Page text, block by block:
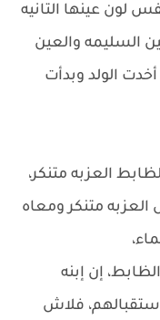
لون عينها التانيه
السليمه والعين
الولد وبدأت
العزبه متنكر،
متنكر ومعاه
إن إبنه
فلاش